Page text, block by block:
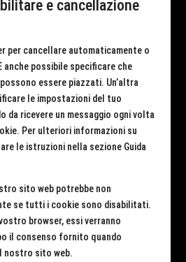
e cancellazione
per cancellare automaticamente o
anche possibile specificare che
essere piazzati. Un’altra
le impostazioni del tuo
da ricevere un messaggio ogni volta
Per ulteriori informazioni su
le istruzioni nella sezione Guida
sito web potrebbe non
se tutti i cookie sono disabilitati.
browser, essi verranno
il consenso fornito quando
nostro sito web.